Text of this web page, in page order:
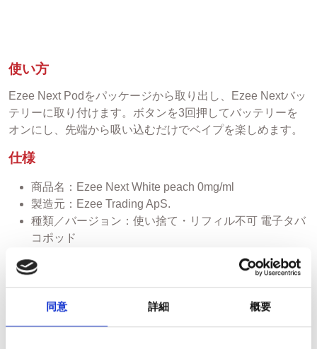
同意 詳細 概要
使い方
Ezee Next Podをパッケージから取り出し、Ezee Nextバッ
テリーに取り付けます。ボタンを3回押してバッテリーを
オンにし、先端から吸い込むだけでベイプを楽しめます。
仕様
商品名：Ezee Next White peach 0mg/ml
製造元：Ezee Trading ApS.
種類／バージョン：使い捨て・リフィル不可 電子タバ
コポッド
内容量：2Pods
ポッドはマグネットロックでバッテリーにしっかり固
定され、安定した装着を実現します。